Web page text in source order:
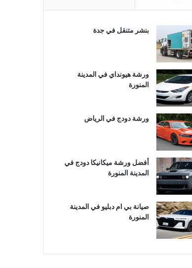
بنشر متنقل في جدة
ورشة هيونداي في المدينة
المنورة
ورشة دودج في الرياض
أفضل ورشة ميكانيكا دودج في
المدينة المنورة
صيانة بي ام دبليو في المدينة
المنورة